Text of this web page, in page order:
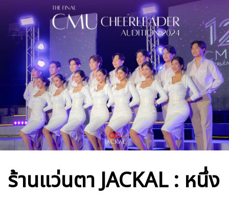
ร้านแว่นตา JACKAL : หนึ่ง